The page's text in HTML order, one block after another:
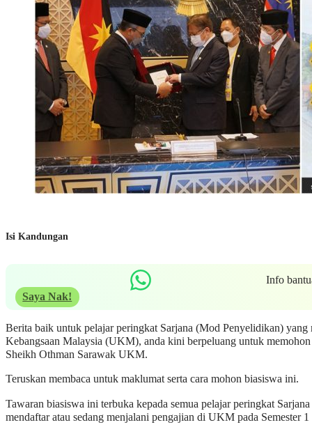
Isi Kandungan
Info
Saya Nak!
Berita baik untuk pelajar peringkat Sarjana (Mod Penyelidikan)
Kebangsaan Malaysia (UKM), anda kini berpeluang untuk
Sheikh Othman Sarawak UKM.
Teruskan membaca untuk maklumat serta cara mohon biasiswa ini.
Tawaran biasiswa ini terbuka kepada semua pelajar peringkat
mendaftar atau sedang menjalani pengajian di UKM pada Semester